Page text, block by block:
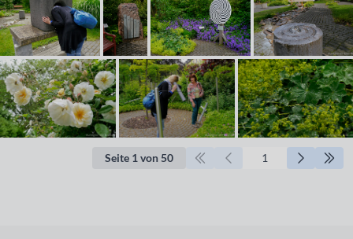
Seite 1 von 50